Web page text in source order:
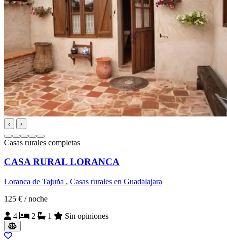
‹ ›
Casas rurales completas
CASA RURAL LORANCA
Loranca de Tajuña , Casas rurales en Guadalajara
125 € / noche
4
2 1 Sin opiniones